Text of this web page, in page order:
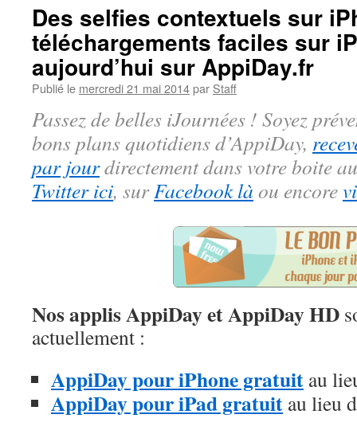
Des selfies contextuels sur
téléchargements faciles sur
aujourd’hui sur AppiDay.fr
Publié le mercredi 21 mai 2014par Staff
Passez de belles iJournées ! Soyez
bons plans quotidiens d’AppiDay,
par jourdirectement dans votre boite
Twitter ici, surFacebook là ou encore
Nos applis AppiDay et AppiDay HD
actuellement :
AppiDay pour iPhone gratuit au
AppiDay pour iPad gratuit au lieu